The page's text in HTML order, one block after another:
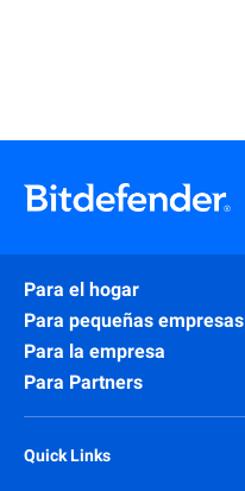
Para el hogar
Para pequeñas empresas
Para la empresa
Para Partners
Quick Links